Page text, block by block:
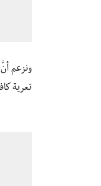
ونزعم
تعرية